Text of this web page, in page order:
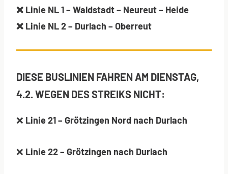
❌ Linie NL 1 – Waldstadt – Neureut – Heide
❌ Linie NL 2 – Durlach – Oberreut
DIESE BUSLINIEN FAHREN AM DIENSTAG,
4.2. WEGEN DES STREIKS NICHT:
❌ Linie21 – Grötzingen Nord nach Durlach
❌ Linie 22 – Grötzingen nach Durlach